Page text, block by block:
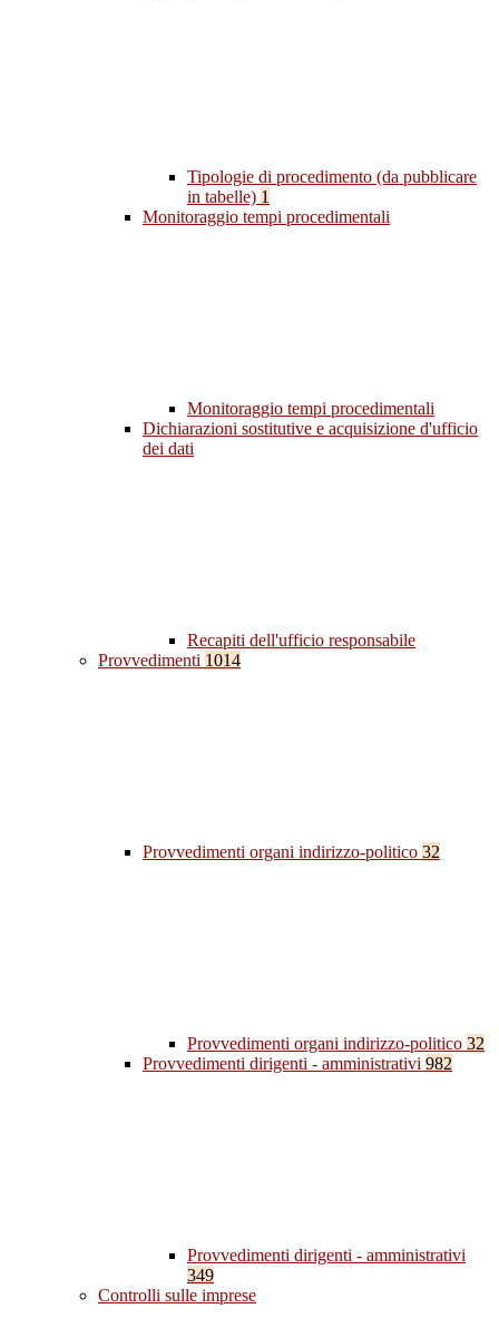
Tipologie di procedimento (da pubblicare
in tabelle) 1
Monitoraggio tempi procedimentali
Monitoraggio tempi procedimentali
Dichiarazioni sostitutive e acquisizione d'ufficio
dei dati
Recapiti dell'ufficio responsabile
Provvedimenti 1014
Provvedimenti organi indirizzo-politico 32
Provvedimenti organi indirizzo-politico 32
Provvedimenti dirigenti - amministrativi 982
Provvedimenti dirigenti - amministrativi
349
Controlli sulle imprese